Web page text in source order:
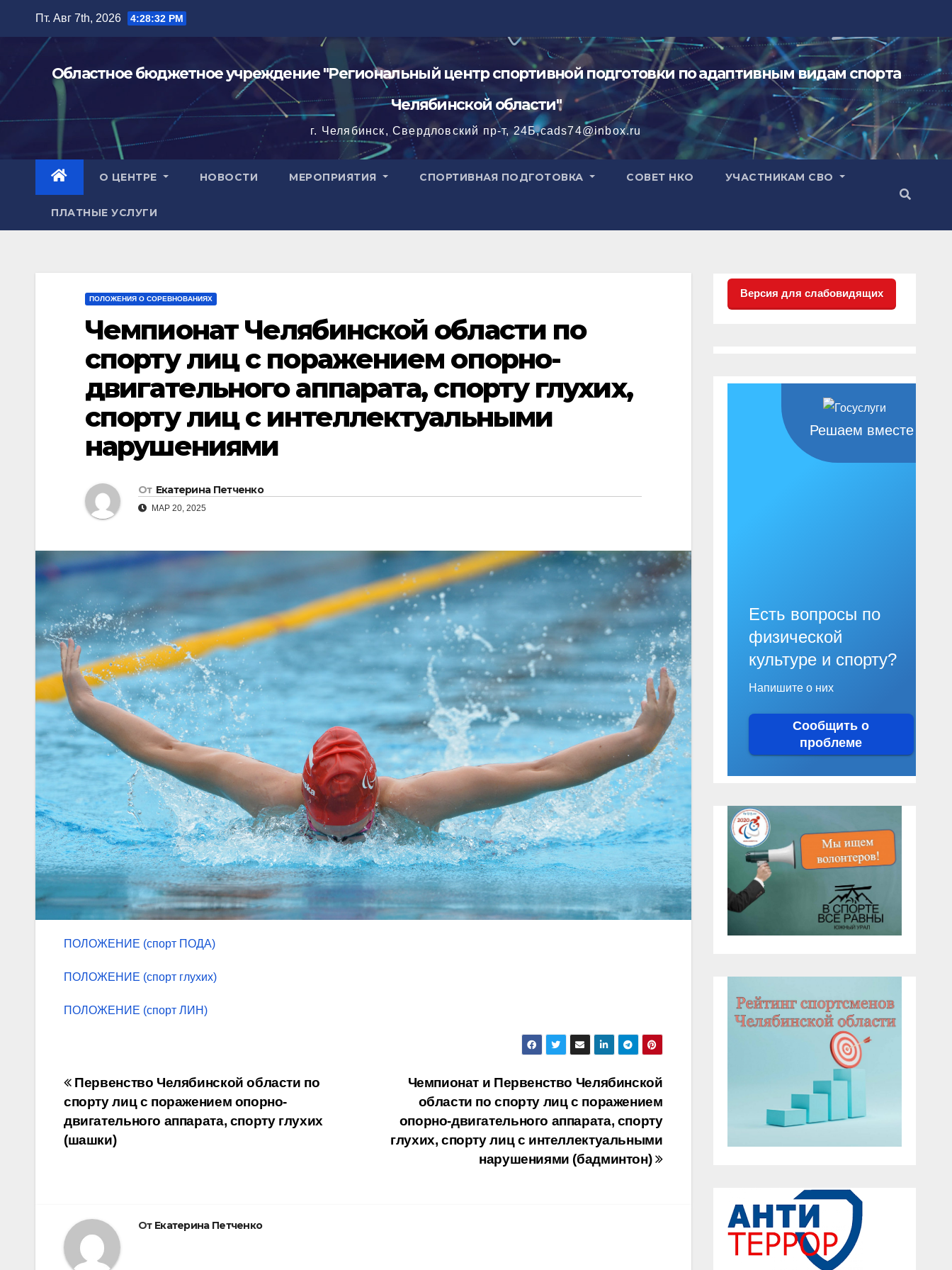
содержимому
Пт. Авг 7th, 2026 4:28:33 PM
Областное бюджетное учреждение "Региональный центр спортивной подготовки по адаптивным видам спорта
Челябинской области"
г. Челябинск, Свердловский пр-т, 24Б,cads74@inbox.ru
О ЦЕНТРЕ НОВОСТИ МЕРОПРИЯТИЯ СПОРТИВНАЯ ПОДГОТОВКА СОВЕТ НКО УЧАСТНИКАМ СВО
ПЛАТНЫЕ УСЛУГИ
ПОЛОЖЕНИЯ О СОРЕВНОВАНИЯХ
Чемпионат Челябинской области по
спорту лиц с поражением опорно-
двигательного аппарата, спорту глухих,
спорту лиц с интеллектуальными
нарушениями
От Екатерина Петченко
МАР 20, 2025
ПОЛОЖЕНИЕ (спорт ПОДА)
ПОЛОЖЕНИЕ (спорт глухих)
ПОЛОЖЕНИЕ (спорт ЛИН)
Навигация
по
записям
Чемпионат и Первенство Челябинской
области по спорту лиц с поражением
опорно-двигательного аппарата, спорту
глухих, спорту лиц с интеллектуальными
нарушениями (бадминтон)
Первенство Челябинской области по
спорту лиц с поражением опорно-
двигательного аппарата, спорту глухих
(шашки)
От Екатерина Петченко
Версия для слабовидящих
Решаем вместе
Есть вопросы по
физической
культуре и спорту?
Напишите о них
Сообщить о
проблеме